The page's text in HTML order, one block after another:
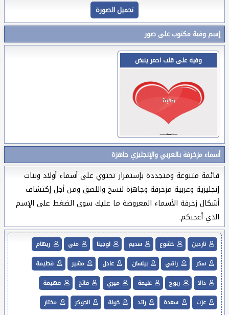
تحميل الصورة
إسم وفية مكتوب على صور
وفية على قلب احمر ينبض
أسماء مزخرفة بالعربي والإنجليزي جاهزة
قائمة متنوعة ومتجددة بإستمرار تحتوي على أسماء أولاد وبنات
إنجليزية وعربية مزخرفة وجاهزة لنسخ واللصق ومن أجل إكتشاف
أشكال زخرفة الأسماء المعروضة ما عليك سوى الضغط على الإسم
الذي أعجبكم.
ناردين خشوع سديم لوجينا منى
ريهام
سكر
راقي بيلسان عادل مشير
فطيمة
دالا
ربوح عليمة ميري فاتح
فهيمة
عزت
سعدة رائد خولة الجوكر مختار